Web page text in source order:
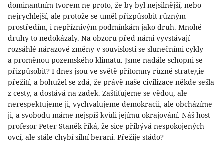
dominantním tvorem ne proto, že by byl nejsilnější, nebo
nejrychlejší, ale protože se uměl přizpůsobit různým
prostředím, i nepříznivým podmínkám jako druh. Mnohé
druhy to nedokázaly. Na obzoru před námi vyvstávají
rozsáhlé nárazové změny v souvislosti se slunečními cykly
a proměnou pozemského klimatu. Jsme nadále schopni se
přizpůsobit? I dnes jsou ve světě přítomny různé strategie
přežití, a bohužel se zdá, že právě naše civilizace někde sešla
z cesty, a dostává na zadek. Zaštiťujeme se vědou, ale
nerespektujeme ji, vychvalujeme demokracii, ale obcházíme
ji, a svobodu máme nejspíš kvůli jejímu okrajování. Náš host
profesor Peter Staněk říká, že sice přibývá nespokojených
ovcí, ale stále chybí silní berani. Přežije stádo?